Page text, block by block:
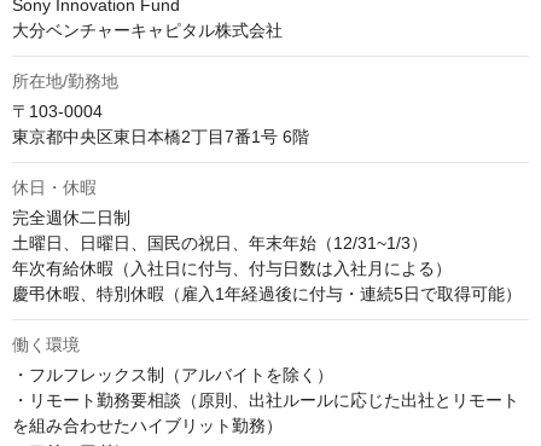
Sony Innovation Fund
大分ベンチャーキャピタル株式会社
所在地/勤務地
〒103-0004
東京都中央区東日本橋2丁目7番1号 6階
休日・休暇
完全週休二日制
土曜日、日曜日、国民の祝日、年末年始（12/31~1/3）
年次有給休暇（入社日に付与、付与日数は入社月による）
慶弔休暇、特別休暇（雇入1年経過後に付与・連続5日で取得可能）
働く環境
・フルフレックス制（アルバイトを除く）
・リモート勤務要相談（原則、出社ルールに応じた出社とリモート
を組み合わせたハイブリット勤務）